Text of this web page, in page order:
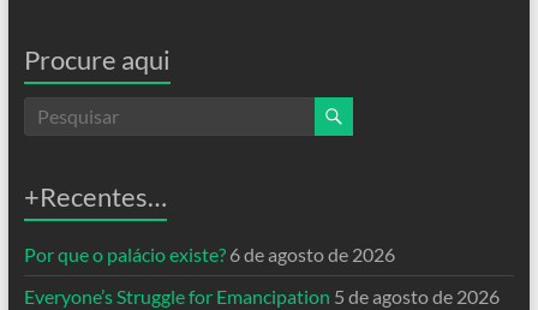
Procure aqui
+Recentes…
Por que o palácio existe? 6 de agosto de 2026
Everyone’s Struggle for Emancipation 5 de agosto de 2026